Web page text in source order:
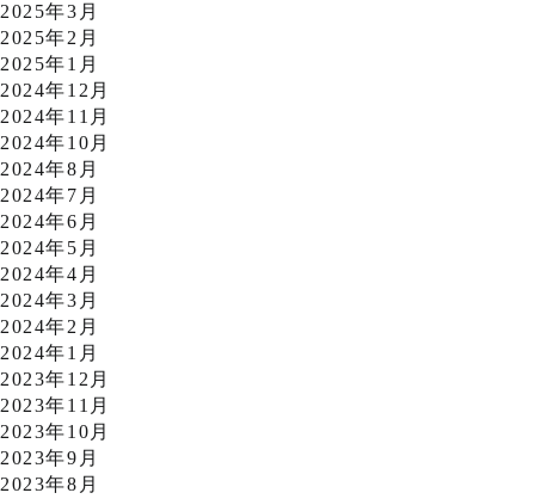
2025年3月
2025年2月
2025年1月
2024年12月
2024年11月
2024年10月
2024年8月
2024年7月
2024年6月
2024年5月
2024年4月
2024年3月
2024年2月
2024年1月
2023年12月
2023年11月
2023年10月
2023年9月
2023年8月